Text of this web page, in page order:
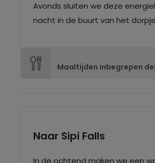
Avonds sluiten we deze
nacht in de buurt van het
Maaltijden inbegrepen
Naar Sipi Falls